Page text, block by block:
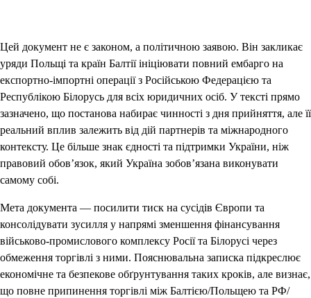
Цей документ не є законом, а політичною заявою. Він закликає
уряди Польщі та країн Балтії ініціювати повний ембарго на
експортно-імпортні операції з Російською Федерацією та
Республікою Білорусь для всіх юридичних осіб. У тексті прямо
зазначено, що постанова набирає чинності з дня прийняття, але її
реальний вплив залежить від дій партнерів та міжнародного
контексту. Це більше знак єдності та підтримки України, ніж
правовий обов’язок, який Україна зобов’язана виконувати
самому собі.
Мета документа — посилити тиск на сусідів Європи та
консолідувати зусилля у напрямі зменшення фінансування
військово-промислового комплексу Росії та Білорусі через
обмеження торгівлі з ними. Пояснювальна записка підкреслює
економічне та безпекове обґрунтування таких кроків, але визнає,
що повне припинення торгівлі між Балтією/Польщею та РФ/